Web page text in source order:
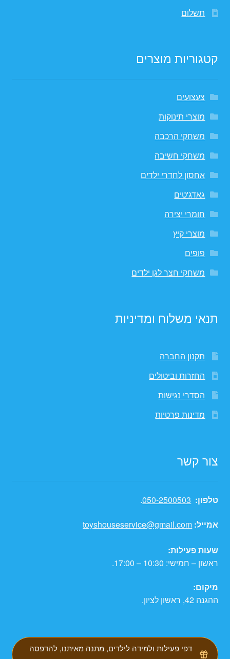
תשלום
קטגוריות מוצרים
צעצועים
מוצרי תינוקות
משחקי הרכבה
משחקי חשיבה
אחסון לחדרי ילדים
גאדג'טים
חומרי יצירה
מוצרי קיץ
פופים
משחקי חצר לגן ילדים
תנאי משלוח ומדיניות
תקנון החברה
החזרות וביטולים
הסדרי נגישות
מדינות פרטיות
צור קשר
טלפון: 050-2500503
.
אמייל: toyshouseservice@gmail.com
שעות פעילות:
ראשון – חמישי: 10:30 – 17:00.
מיקום:
ההגנה 42, ראשון לציון.
דפי פעילות ולמידה לילדים, מתנה מאיתנו, להדפסה